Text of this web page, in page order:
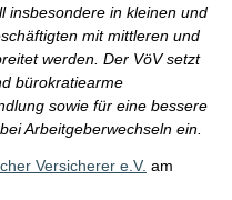
insbesondere in kleinen und
mit mittleren und
werden. Der VöV setzt
bürokratiearme
sowie für eine bessere
Arbeitgeberwechseln ein.
Versicherer e.V. am